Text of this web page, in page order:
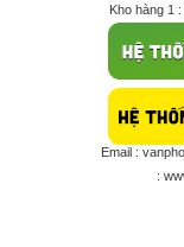
Kho hàng 1
Kho hàng
Điện thoại :
Email :
: